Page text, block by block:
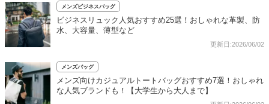
メンズビジネスバッグ
ビジネスリュック人気おすすめ25選！おしゃれな革製、防
水、大容量、薄型など
更新日:2026/06/02
メンズバッグ
メンズ向けカジュアルトートバッグおすすめ7選！おしゃれ
な人気ブランドも！【大学生から大人まで】